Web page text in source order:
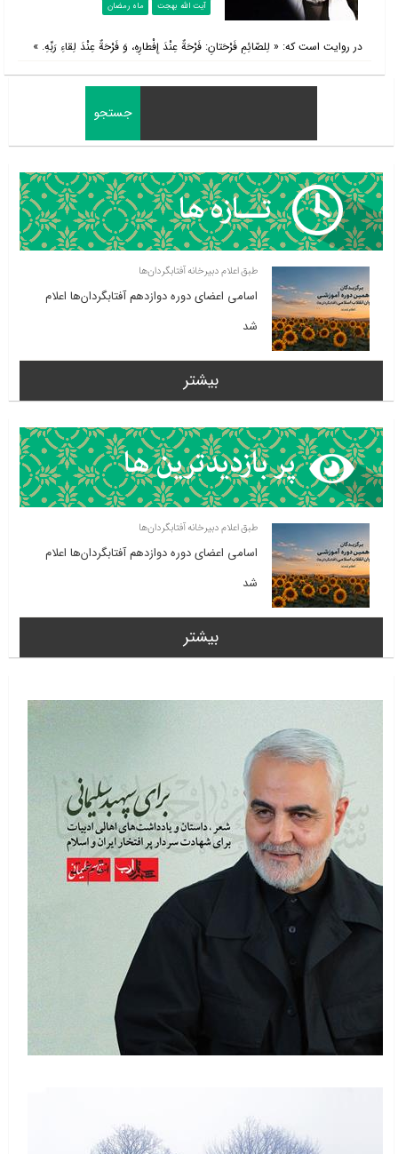
آیت الله بهجت ماه رمضان
در روايت است كه: « لِلصّائِمِ فَرْحَتانِ: فَرْحَةٌ عِنْدَ إِفْطارِهِ، وَ فَرْحَةٌ عِنْدَ لِقاءِ رَبِّهِ. »
طبق اعلام دبیرخانه آفتابگردان‌ها
اسامی اعضای دوره دوازدهم آفتابگردان‌ها اعلام
شد
بیشتر
طبق اعلام دبیرخانه آفتابگردان‌ها
اسامی اعضای دوره دوازدهم آفتابگردان‌ها اعلام
شد
بیشتر